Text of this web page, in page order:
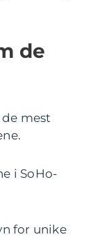
de
mest
i SoHo-
for unike